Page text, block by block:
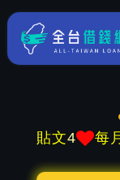
貼文4 每